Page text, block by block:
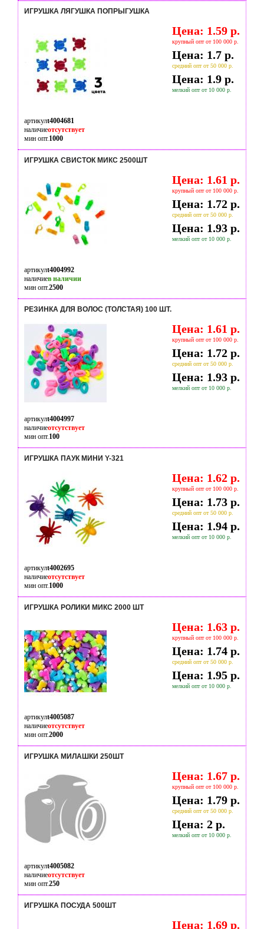
ИГРУШКА ЛЯГУШКА ПОПРЫГУШКА
Цена: 1.59 р.
крупный опт от 100 000 р.
Цена: 1.7 р.
средний опт от 50 000 р.
Цена: 1.9 р.
мелкий опт от 10 000 р.
артикулt4004681
наличиеотсутствует
мин опт.1000
ИГРУШКА СВИСТОК МИКС 2500ШТ
Цена: 1.61 р.
крупный опт от 100 000 р.
Цена: 1.72 р.
средний опт от 50 000 р.
Цена: 1.93 р.
мелкий опт от 10 000 р.
артикулt4004992
наличиев наличии
мин опт.2500
РЕЗИНКА ДЛЯ ВОЛОС (ТОЛСТАЯ) 100 ШТ.
Цена: 1.61 р.
крупный опт от 100 000 р.
Цена: 1.72 р.
средний опт от 50 000 р.
Цена: 1.93 р.
мелкий опт от 10 000 р.
артикулt4004997
наличиеотсутствует
мин опт.100
ИГРУШКА ПАУК МИНИ Y-321
Цена: 1.62 р.
крупный опт от 100 000 р.
Цена: 1.73 р.
средний опт от 50 000 р.
Цена: 1.94 р.
мелкий опт от 10 000 р.
артикулt4002695
наличиеотсутствует
мин опт.1000
ИГРУШКА РОЛИКИ МИКС 2000 ШТ
Цена: 1.63 р.
крупный опт от 100 000 р.
Цена: 1.74 р.
средний опт от 50 000 р.
Цена: 1.95 р.
мелкий опт от 10 000 р.
артикулt4005087
наличиеотсутствует
мин опт.2000
ИГРУШКА МИЛАШКИ 250ШТ
Цена: 1.67 р.
крупный опт от 100 000 р.
Цена: 1.79 р.
средний опт от 50 000 р.
Цена: 2 р.
мелкий опт от 10 000 р.
артикулt4005082
наличиеотсутствует
мин опт.250
ИГРУШКА ПОСУДА 500ШТ
Цена: 1.69 р.